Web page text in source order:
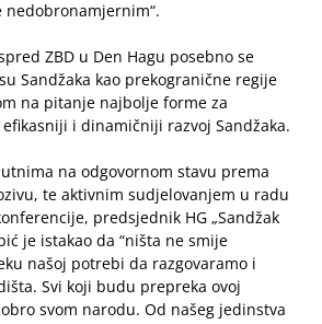
nedobronamjernim“.
ZBD u Den Hagu posebno se
Sandžaka kao prekogranične regije
na pitanje najbolje forme za
i dinamičniji razvoj Sandžaka.
na odgovornom stavu prema
te aktivnim sudjelovanjem u radu
predsjednik HG „Sandžak
je istakao da “ništa ne smije
našoj potrebi da razgovaramo i
Svi koji budu prepreka ovoj
svom narodu. Od našeg jedinstva